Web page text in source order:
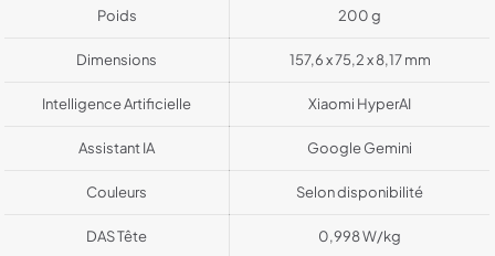
Poids 200 g
Dimensions 157,6 x 75,2 x 8,17 mm
Intelligence Artificielle Xiaomi HyperAI
Assistant IA Google Gemini
Couleurs Selon disponibilité
DAS Tête 0,998 W/kg